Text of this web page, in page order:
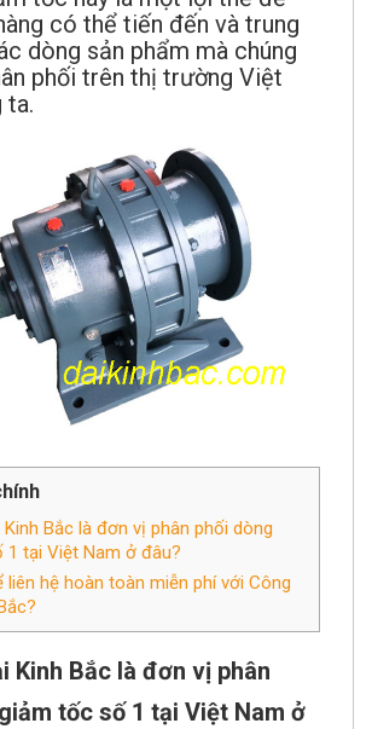
có thể tiến đến và trung
dòng sản phẩm mà chúng
phối trên thị trường Việt
ta.
Bắc là đơn vị phân phối dòng
1 tại Việt Nam ở đâu?
liên hệ hoàn toàn miễn phí với Công
Kinh Bắc là đơn vị phân
tốc số 1 tại Việt Nam ở